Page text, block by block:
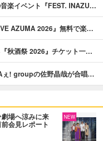
楽イベント『FEST. INAZU…
AZUMA 2026』無料で楽…
秋酒祭 2026』チケット一…
ぇ! groupの佐野晶哉が合唱…
場へ涼みに来
会見レポート
NEW